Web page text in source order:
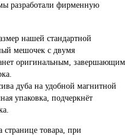
разработали фирменную
нашей стандартной
мешочек с двумя
оригинальным, завершающим
дуба на удобной магнитной
упаковка, подчеркнёт
товара, при